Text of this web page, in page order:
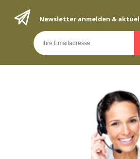
Newsletter anmelden &